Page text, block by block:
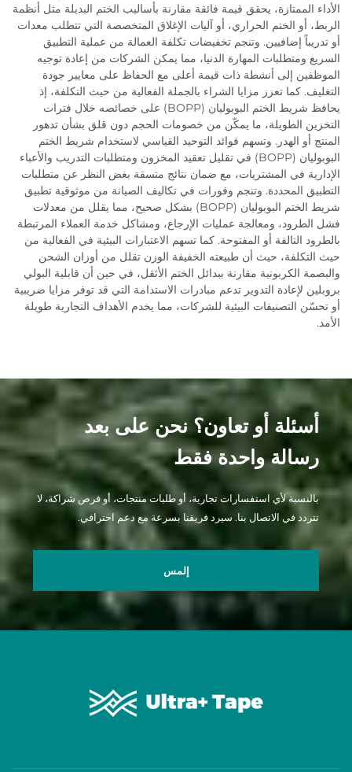
الأداء الممتازة، يحقق قيمة فائقة مقارنة بأساليب الختم البديلة مثل أنظمة
الربط، أو الختم الحراري، أو آليات الإغلاق المتخصصة التي تتطلب معدات
أو تدريباً إضافيين. وتنجم تخفيضات تكلفة العمالة من عملية التطبيق
السريع ومتطلبات المهارة الدنيا، مما يمكن الشركات من إعادة توجيه
الموظفين إلى أنشطة ذات قيمة أعلى مع الحفاظ على معايير جودة
التغليف. كما تعزز مزايا الشراء بالجملة الفعالية من حيث التكلفة، إذ
يحافظ شريط الختم البوبوليان (BOPP) على خصائصه خلال فترات
التخزين الطويلة، ما يمكّن من خصومات الحجم دون قلق بشأن تدهور
المنتج أو الهدر. وتسهم فوائد التوحيد القياسي لاستخدام شريط الختم
البوبوليان (BOPP) في تقليل تعقيد المخزون ومتطلبات التدريب والأعباء
الإدارية في المشتريات، مع ضمان نتائج متسقة بغض النظر عن متطلبات
التطبيق المحددة. وتنجم وفورات في تكاليف الصيانة من موثوقية تطبيق
شريط الختم البوبوليان (BOPP) بشكل صحيح، مما يقلل من معدلات
فشل الطرود، ومعالجة عمليات الإرجاع، ومشاكل خدمة العملاء المرتبطة
بالطرود التالفة أو المفتوحة. كما تسهم الاعتبارات البيئية في الفعالية من
حيث التكلفة، حيث أن طبيعته الخفيفة الوزن تقلل من أوزان الشحن
والبصمة الكربونية مقارنة ببدائل الختم الأثقل، في حين أن قابلية البولي
بروبلين لإعادة التدوير تدعم مبادرات الاستدامة التي قد توفر مزايا ضريبية
أو تحسّن التصنيفات البيئية للشركات، مما يخدم الأهداف التجارية طويلة
الأمد.
أسئلة أو تعاون؟ نحن على بعد
رسالة واحدة فقط
بالنسبة لأي استفسارات تجارية، أو طلبات منتجات، أو فرص شراكة، لا
تتردد في الاتصال بنا. سيرد فريقنا بسرعة مع دعم احترافي.
إلمس